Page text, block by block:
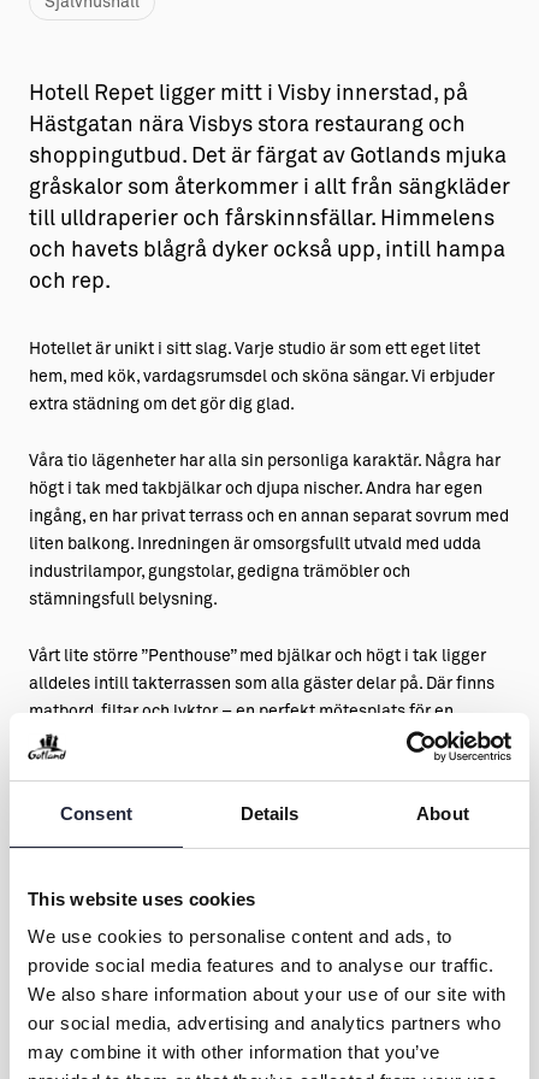
Consent Details About
This website uses cookies
We use cookies to personalise content and ads, to
provide social media features and to analyse our traffic.
We also share information about your use of our site with
our social media, advertising and analytics partners who
may combine it with other information that you’ve
Hotell Repet ligger mitt i Visby innerstad, på
Hästgatan nära Visbys stora restaurang och
shoppingutbud. Det är färgat av Gotlands mjuka
gråskalor som återkommer i allt från sängkläder
till ulldraperier och fårskinnsfällar. Himmelens
och havets blågrå dyker också upp, intill hampa
och rep.
Hotellet är unikt i sitt slag. Varje studio är som ett eget litet
hem, med kök, vardagsrumsdel och sköna sängar. Vi erbjuder
extra städning om det gör dig glad.
Våra tio lägenheter har alla sin personliga karaktär. Några har
högt i tak med takbjälkar och djupa nischer. Andra har egen
ingång, en har privat terrass och en annan separat sovrum med
liten balkong. Inredningen är omsorgsfullt utvald med udda
industrilampor, gungstolar, gedigna trämöbler och
stämningsfull belysning.
Vårt lite större ”Penthouse” med bjälkar och högt i tak ligger
alldeles intill takterrassen som alla gäster delar på. Där finns
matbord, filtar och lyktor – en perfekt mötesplats för en
fördrink i väntan på Visbykvällens alla lockelser.
Kontakt & öppettider